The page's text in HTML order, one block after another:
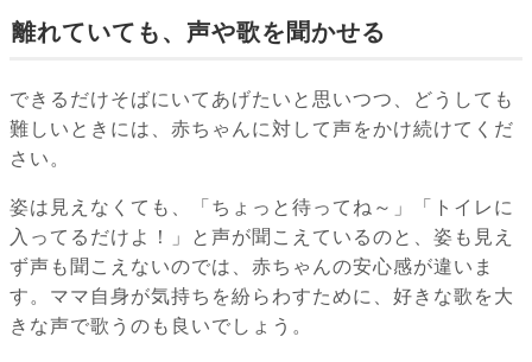
離れていても、声や歌を聞かせる
できるだけそばにいてあげたいと思いつつ、どうしても
難しいときには、赤ちゃんに対して声をかけ続けてくだ
さい。
姿は見えなくても、「ちょっと待ってね～」「トイレに
入ってるだけよ！」と声が聞こえているのと、姿も見え
ず声も聞こえないのでは、赤ちゃんの安心感が違いま
す。ママ自身が気持ちを紛らわすために、好きな歌を大
きな声で歌うのも良いでしょう。